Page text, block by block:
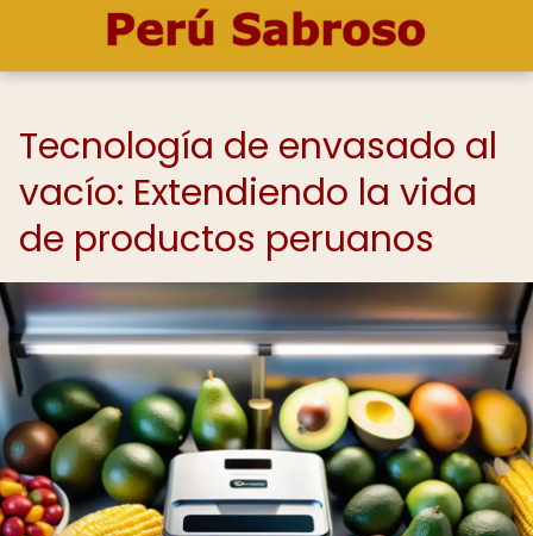
Tecnología de envasado al
vacío: Extendiendo la vida
de productos peruanos